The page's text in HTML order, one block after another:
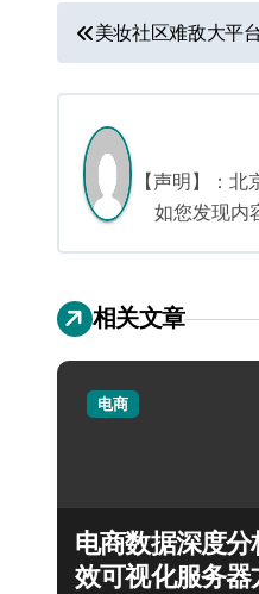
文
章
导
航
美妆社区难敌大平
【声明】：
如您发现内
相关文章
电商
电商数据深度分
效可视化服务器